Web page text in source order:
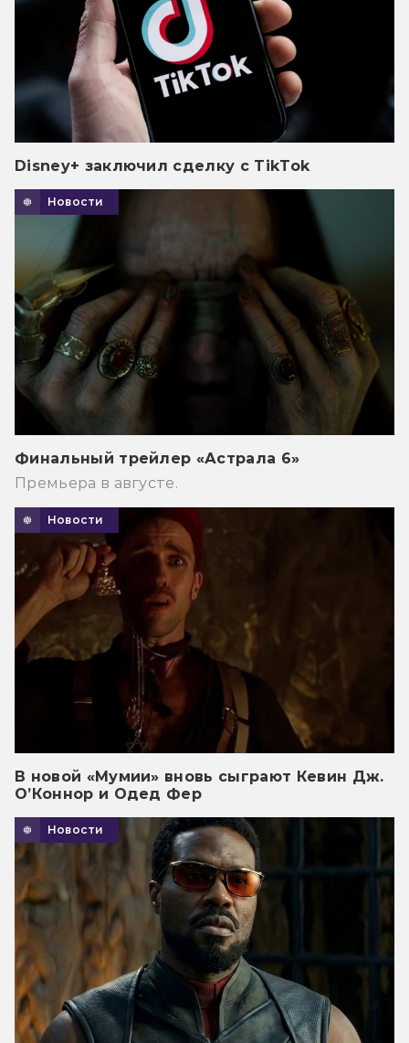
Disney+ заключил сделку с TikTok
Новости
Финальный трейлер «Астрала 6»
Премьера в августе.
Новости
В новой «Мумии» вновь сыграют Кевин Дж.
О’Коннор и Одед Фер
Новости